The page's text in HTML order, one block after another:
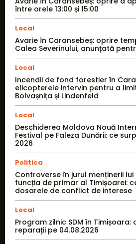
între orele 13:00 și 15:00
Local
Avarie în Caransebeș: oprire
Calea Severinului, anunțată
Local
Incendii de fond forestier în
elicopterele intervin pentru a
Bolvașnița și Lindenfeld
Local
Deschiderea Moldova Nouă
Festival pe Faleza Dunării: ce
2026
Politica
Controverse în jurul menținerii lui
funcția de primar al Timișoarei:
dosarele de conflict de interese
Local
Program zilnic SDM în Timișoara:
reparații pe 04.08.2026